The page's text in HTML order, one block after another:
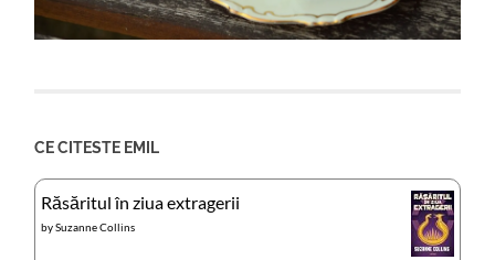
CE CITESTE EMIL
Răsăritul în ziua extragerii
bySuzanne Collins